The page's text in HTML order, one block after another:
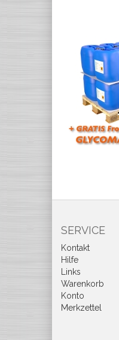
SERVICE
Kontakt
Hilfe
Links
Warenkorb
Konto
Merkzettel